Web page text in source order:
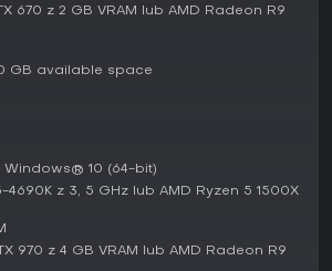
amenazas externas y dinámicas
actualizaciones.
lovecraftianos como bendiciones
la eficiencia productiva o las
seguidores. La asignación de la fuerza
ya que puedes dirigir a los
nuevos territorios o explorar ruinas
670 z 2 GB VRAM lub AMD Radeon R9
GB available space
Windows® 10 (64-bit)
4690K z 3, 5 GHz lub AMD Ryzen 5 1500X
970 z 4 GB VRAM lub AMD Radeon R9